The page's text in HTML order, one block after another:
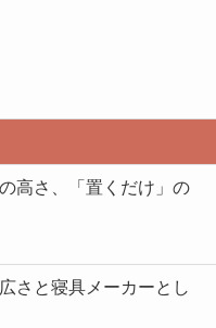
高さ、「置くだけ」の
さと寝具メーカーとし